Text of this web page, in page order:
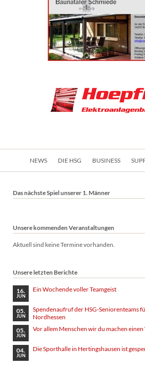
NEWS DIE HSG BUSINESS
Das nächste Spiel unserer 1. Männer
Unsere kommenden Veranstaltungen
Aktuell sind keine Termine vorhanden.
Unsere letzten Berichte
16.
JUN
Ein Wochende voller Teamgeist
05.
JUN
Spendenaufruf der HSG-Seniorenteams
Nordhessen
05.
JUN
Vor allem Menschen wir du machen
04.
JUN
Die Sporthalle in Hertingshausen ist